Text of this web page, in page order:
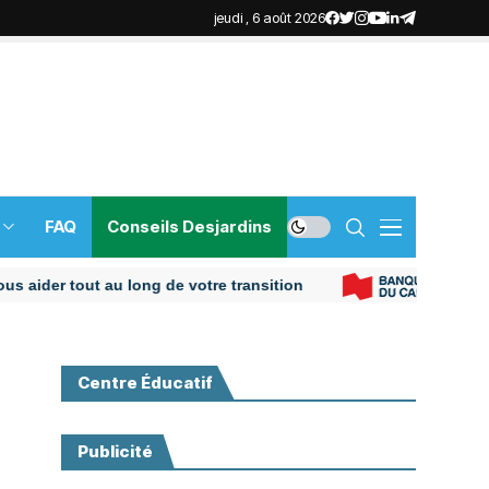
jeudi , 6 août 2026
FAQ Conseils Desjardins
tout au long de votre transition
Centre Éducatif
Publicité